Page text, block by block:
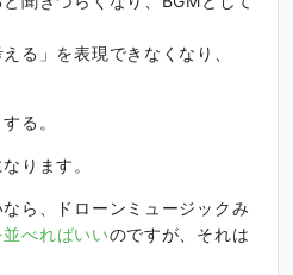
る」を表現できなくなり、
る。
ります。
ら、ドローンミュージックみ
べればいいのですが、それは